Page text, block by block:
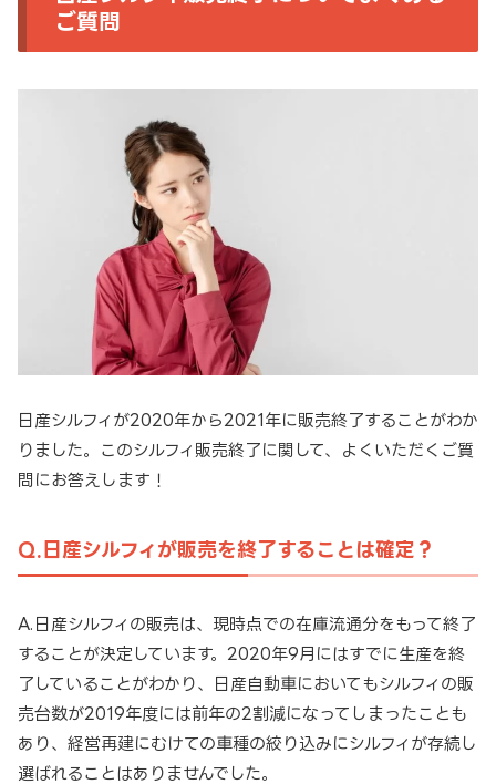
ご質問
日産シルフィが2020年から2021年に販売終了することがわか
りました。このシルフィ販売終了に関して、よくいただくご質
問にお答えします！
Q.日産シルフィが販売を終了することは確定？
A.日産シルフィの販売は、現時点での在庫流通分をもって終了
することが決定しています。2020年9月にはすでに生産を終
了していることがわかり、日産自動車においてもシルフィの販
売台数が2019年度には前年の2割減になってしまったことも
あり、経営再建にむけての車種の絞り込みにシルフィが存続し
選ばれることはありませんでした。